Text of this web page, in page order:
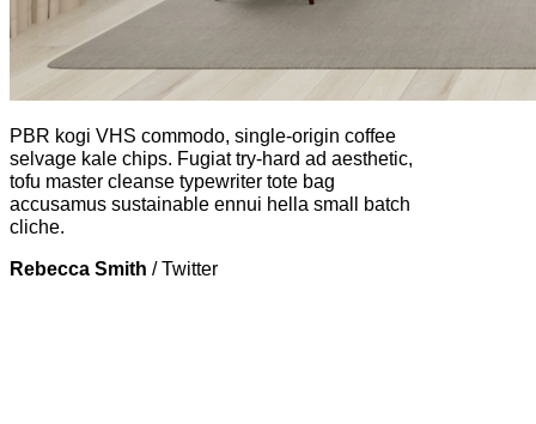
PBR kogi VHS commodo, single-origin coffee
selvage kale chips. Fugiat try-hard ad aesthetic,
tofu master cleanse typewriter tote bag
accusamus sustainable ennui hella small batch
cliche.
Rebecca Smith /Twitter